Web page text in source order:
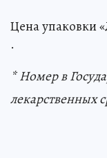
Цена упаковки
.
* Номер в
лекарственных